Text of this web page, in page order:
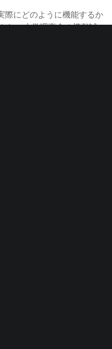
際にどのように機能するか
し、大学理事会の模擬試